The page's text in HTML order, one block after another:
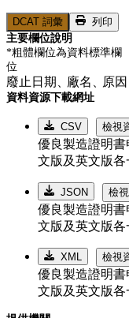
DCAT 詞彙
列印
主要欄位說明
*粗體欄位為資料標準欄
位
廢止日期、廠名、原因
資料資源下載網址
CSV 檢視
優良製造證明
文版及英文版各
JSON 檢
優良製造證明
文版及英文版各
XML 檢視
優良製造證明
文版及英文版各